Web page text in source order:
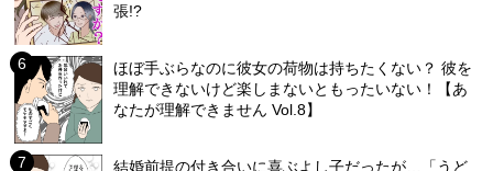
張!?
ほぼ手ぶらなのに彼女の荷物は持ちたくない？ 彼を
理解できないけど楽しまないともったいない！【あ
なたが理解できません Vol.8】
結婚前提の付き合いに喜ぶよし子だったが…「うど